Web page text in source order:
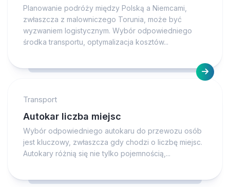
Planowanie podróży między Polską a Niemcami,
zwłaszcza z malowniczego Torunia, może być
wyzwaniem logistycznym. Wybór odpowiedniego
środka transportu, optymalizacja kosztów...
Transport
Autokar liczba miejsc
Wybór odpowiedniego autokaru do przewozu osób
jest kluczowy, zwłaszcza gdy chodzi o liczbę miejsc.
Autokary różnią się nie tylko pojemnością,...